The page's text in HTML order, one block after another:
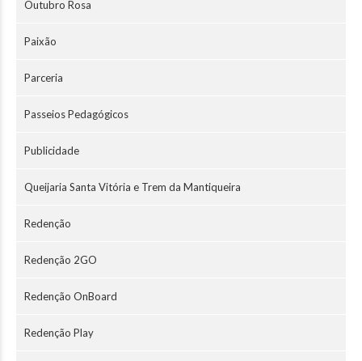
Outubro Rosa
Paixão
Parceria
Passeios Pedagógicos
Publicidade
Queijaria Santa Vitória e Trem da Mantiqueira
Redenção
Redenção 2GO
Redenção OnBoard
Redenção Play